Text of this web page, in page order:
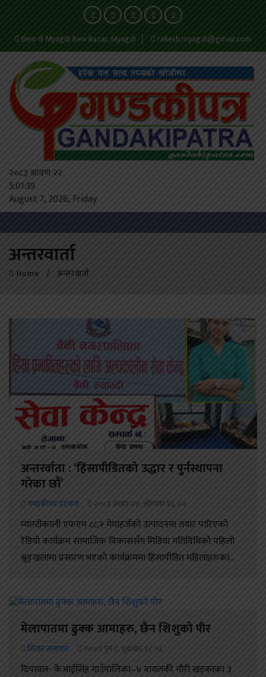
Beni-8 Myagdi Beni Bazar, Myagdi rakesh.myagdi@gmail.com
२०८३ श्रावण २२
5:01:39
August 7, 2026, Friday
अन्तरवार्ता
Home अन्तरवार्ता
अन्तरर्वाता : ‘हिंसापीडितको उद्धार र पुर्नस्थापना
गरेका छौं’
गण्डकीपत्र डटकम २०८१ असार २४, सोमबार १६:०५
म्याग्दीकाली एफएम ८८.२ मेघाहर्जको उत्पादनमा तयार पारिएको
रेडियो कार्यक्रम सामाजिक विकाससँग मिडिया गतिविधिको पहिलो
श्रृङ्खलामा प्रसारण भएको कार्यक्रममा हिंसापीडित महिलाहरुका...
मेलापातमा ढुक्क आमाहरु, छैन शिशुको पीर
शिखर समाचार २०७९ पुष ८, शुक्रबार १८:५६
दिपायल- केआईसिंह गाउँपालिका–४ वायलकी गौरी खड्काका ३